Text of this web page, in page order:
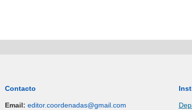
Contacto
Email: editor.coordenadas@gmail.com